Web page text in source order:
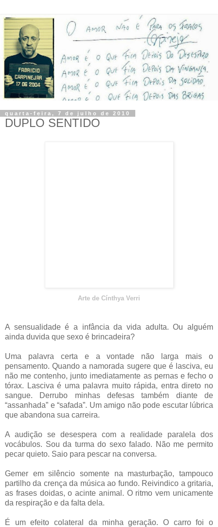
quarta-feira, 7 de julho de 2010
DUPLO SENTIDO
Arte de Cínthya Verri
A sensualidade é a infância da vida adulta. Ou alguém
ainda duvida que sexo é brincadeira?
Uma palavra certa e a vontade não larga mais o
pensamento. Quando a namorada sugere que é lasciva, eu
não me contenho, junto imediatamente as pernas e fecho o
tórax. Lasciva é uma palavra muito rápida, entra direto no
sangue. Derrubo minhas defesas também diante de
“assanhada” e “safada”. Um amigo não pode escutar lúbrica
que abandona sua carreira.
A audição se desespera com a realidade paralela dos
vocábulos. Sou da turma do sexo falado. Não me permito
pecar quieto. Saio para pescar na conversa.
Gemer em silêncio somente na masturbação, tampouco
partilho da crença da música ao fundo. Reivindico a gritaria,
as frases doidas, o acinte animal. O ritmo vem unicamente
da respiração e da falta dela.
É um efeito colateral da minha geração. O carro foi o